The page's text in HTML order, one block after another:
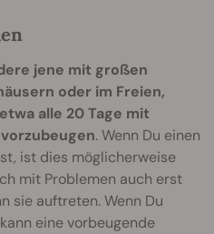
jene mit großen
oder im Freien,
alle 20 Tage mit
. Wenn Du einen
ist dies möglicherweise
mit Problemen auch erst
sie auftreten. Wenn Du
eine vorbeugende